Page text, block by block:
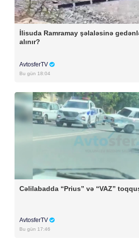
İlisuda Ramramay şəlaləsinə
alınır?
AvtosferTV
Bu gün 18:04
Cəlilabadda “Prius” və “VAZ”
AvtosferTV
Bu gün 17:46